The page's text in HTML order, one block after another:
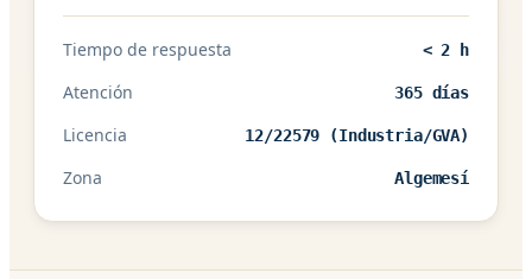
Tiempo de respuesta < 2 h
Atención 365 días
Licencia 12/22579 (Industria/GVA)
Zona Algemesí